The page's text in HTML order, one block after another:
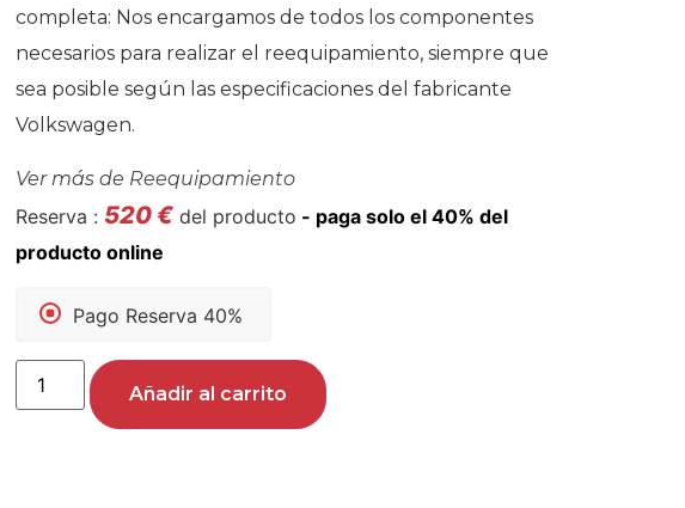
completa: Nos encargamos de todos los componentes
necesarios para realizar el reequipamiento, siempre que
sea posible según las especificaciones del fabricante
Volkswagen.
Ver más de Reequipamiento
Reserva : 520€ del producto
Pago Reserva 40%
Añadir al carrito